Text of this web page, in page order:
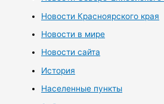
Новости Красноярского края
Новости в мире
Новости сайта
История
Населенные пункты